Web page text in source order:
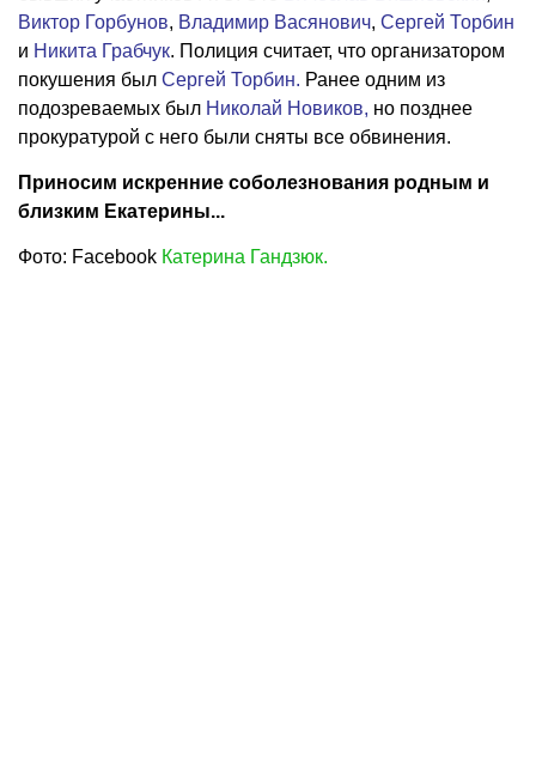
Виктор Горбунов, Владимир Васянович, Сергей Торбин
и Никита Грабчук. Полиция считает, что организатором
покушения был Сергей Торбин. Ранее одним из
подозреваемых был Николай Новиков, но позднее
прокуратурой с него были сняты все обвинения.
Приносим искренние соболезнования родным и
близким Екатерины...
Фото: Facebook Катерина Гандзюк.